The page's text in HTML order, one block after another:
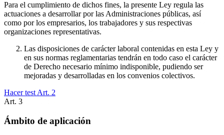
Para el cumplimiento de dichos fines, la presente Ley regula las
actuaciones a desarrollar por las Administraciones públicas, así
como por los empresarios, los trabajadores y sus respectivas
organizaciones representativas.
Las disposiciones de carácter laboral contenidas en esta Ley y
en sus normas reglamentarias tendrán en todo caso el carácter
de Derecho necesario mínimo indisponible, pudiendo ser
mejoradas y desarrolladas en los convenios colectivos.
Hacer test Art. 2
Art. 3
Ámbito de aplicación